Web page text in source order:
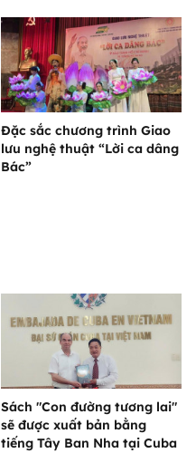
Đặc sắc chương trình Giao
lưu nghệ thuật “Lời ca dâng
Bác”
Sách "Con đường tương lai"
sẽ được xuất bản bằng
tiếng Tây Ban Nha tại Cuba